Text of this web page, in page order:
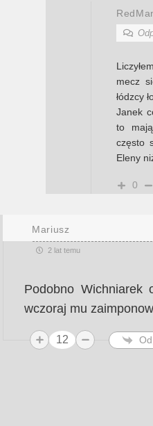
mecz
łódzcy
Janek
to
często
Eleny
0
Mariusz
2 lat temu
Podobno Wichniarek
wczoraj mu
12